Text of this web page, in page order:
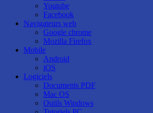
Youtube
Facebook
Navigateurs web
Google chrome
Mozilla Firefox
Mobile
Android
iOS
Logiciels
Documents PDF
Mac OS
Outils Windows